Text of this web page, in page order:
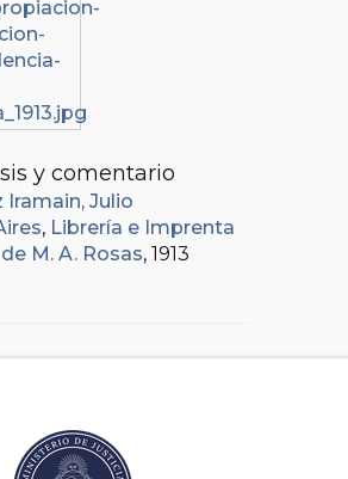
y comentario
Iramain, Julio
, Librería e Imprenta
M. A. Rosas, 1913